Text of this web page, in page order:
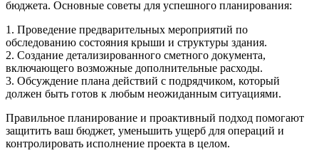
бюджета. Основные советы для успешного планирования:
1. Проведение предварительных мероприятий по
обследованию состояния крыши и структуры здания.
2. Создание детализированного сметного документа,
включающего возможные дополнительные расходы.
3. Обсуждение плана действий с подрядчиком, который
должен быть готов к любым неожиданным ситуациями.
Правильное планирование и проактивный подход помогают
защитить ваш бюджет, уменьшить ущерб для операций и
контролировать исполнение проекта в целом.